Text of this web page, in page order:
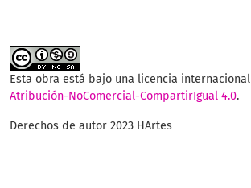
Esta obra está bajo una licencia internacional
Atribución-NoComercial-CompartirIgual 4.0.
Derechos de autor 2023 HArtes